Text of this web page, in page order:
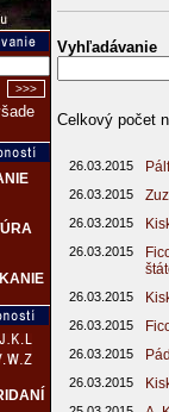
Vyhľadávanie
Celkový počet
26.03.2015
26.03.2015
26.03.2015
26.03.2015
26.03.2015
26.03.2015
26.03.2015
26.03.2015